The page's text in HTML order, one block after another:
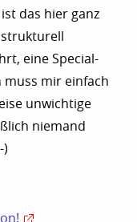
das hier ganz
strukturell
eine Special-
muss mir einfach
unwichtige
niemand
)